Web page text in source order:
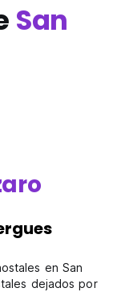
San
en San
dejados por